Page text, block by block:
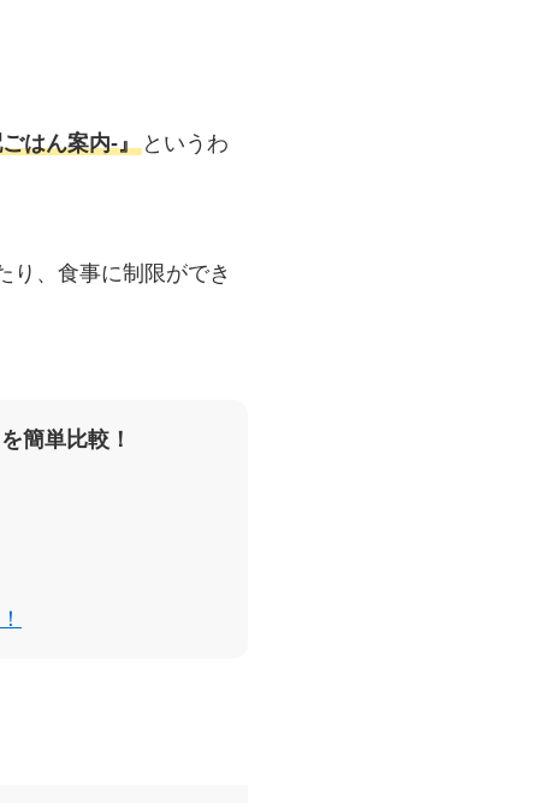
はん案内‐』 というわ
り、食事に制限ができ
簡単比較！